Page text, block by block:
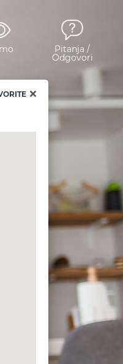
Pitanja /
Odgovori